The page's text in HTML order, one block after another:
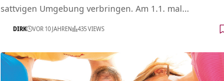
sattvigen Umgebung verbringen. Am 1.1. mal…
DIRK VOR 10 JAHREN 435 VIEWS